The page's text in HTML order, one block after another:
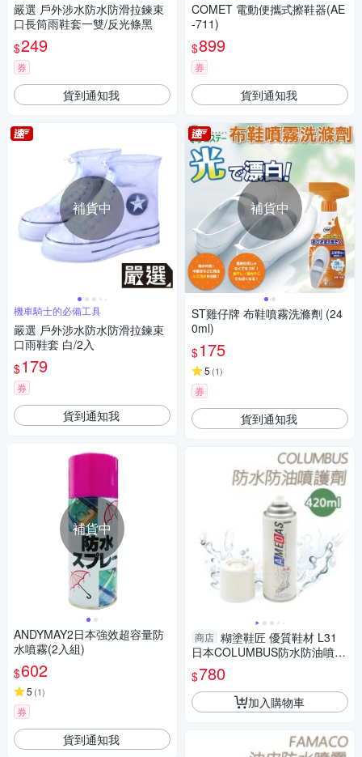
嚴選 戶外涉水防水防滑拉鍊束
口長筒雨鞋套一雙/反光條黑
$249
券
貨到通知我
補貨中
機車騎士的必備工具
嚴選 戶外涉水防水防滑拉鍊束
口雨鞋套 白/2入
$179
券
貨到通知我
補貨中
ANDYMAY2日本強效超容量防
水噴霧(2入組)
$602
5 (1)
券
貨到通知我
COMET 電動便攜式擦鞋器(AE
-711)
$899
券
貨到通知我
補貨中
ST雞仔牌 布鞋噴霧洗滌劑 (24
0ml)
$175
5 (1)
券
貨到通知我
商店 糊塗鞋匠 優質鞋材 L31
日本COLUMBUS防水防油噴護
劑420ml 1瓶 皮革防水噴霧 防
水防汙噴霧
$780
加入購物車